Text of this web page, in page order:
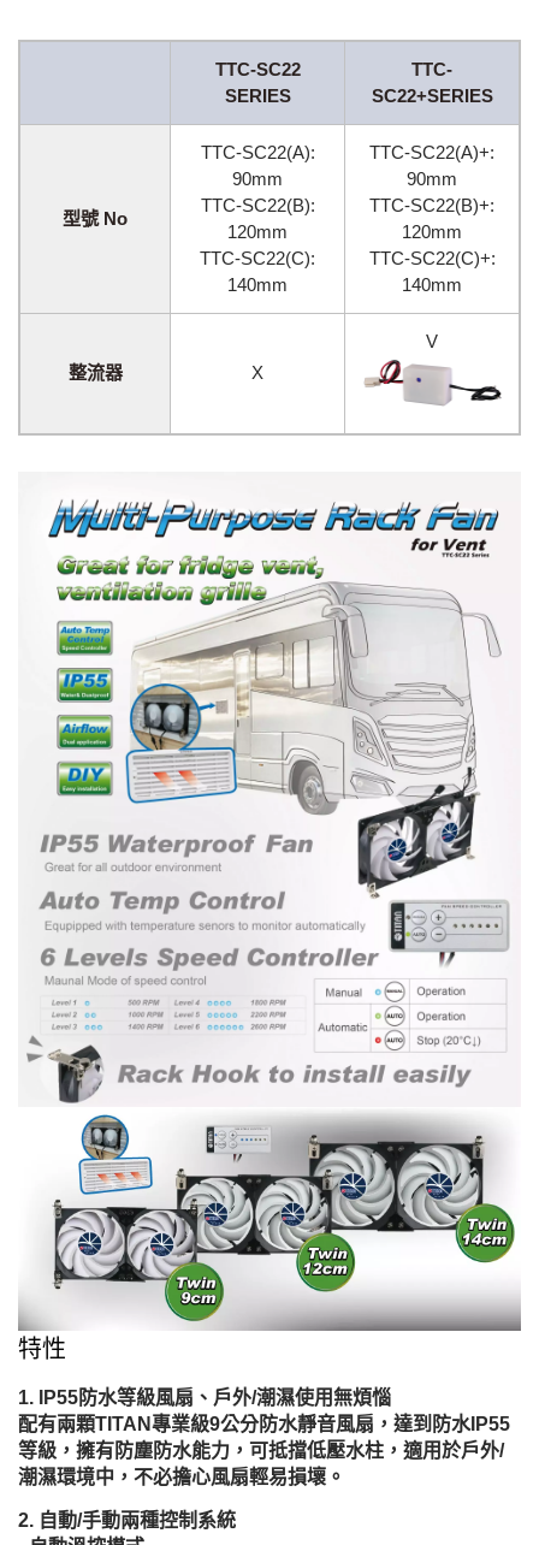
TTC-SC22
SERIES
TTC-
SC22+SERIES
型號 No
TTC-SC22(A):
90mm
TTC-SC22(B):
120mm
TTC-SC22(C):
140mm
TTC-SC22(A)+:
90mm
TTC-SC22(B)+:
120mm
TTC-SC22(C)+:
140mm
整流器 X
V
特性
IP55防水等級風扇、戶外/潮濕使用無煩惱
配有兩顆TITAN專業級9公分防水靜音風扇，達到防水IP55
等級，擁有防塵防水能力，可抵擋低壓水柱，適用於戶外/
潮濕環境中，不必擔心風扇輕易損壞。
自動/手動兩種控制系統